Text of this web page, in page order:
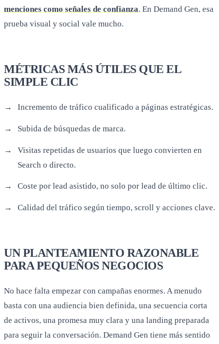
menciones como señales de confianza. En Demand Gen, esa
prueba visual y social vale mucho.
MÉTRICAS MÁS ÚTILES QUE EL
SIMPLE CLIC
Incremento de tráfico cualificado a páginas estratégicas.
Subida de búsquedas de marca.
Visitas repetidas de usuarios que luego convierten en
Search o directo.
Coste por lead asistido, no solo por lead de último clic.
Calidad del tráfico según tiempo, scroll y acciones clave.
UN PLANTEAMIENTO RAZONABLE
PARA PEQUEÑOS NEGOCIOS
No hace falta empezar con campañas enormes. A menudo
basta con una audiencia bien definida, una secuencia corta
de activos, una promesa muy clara y una landing preparada
para seguir la conversación. Demand Gen tiene más sentido